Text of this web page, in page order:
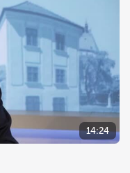
14:24